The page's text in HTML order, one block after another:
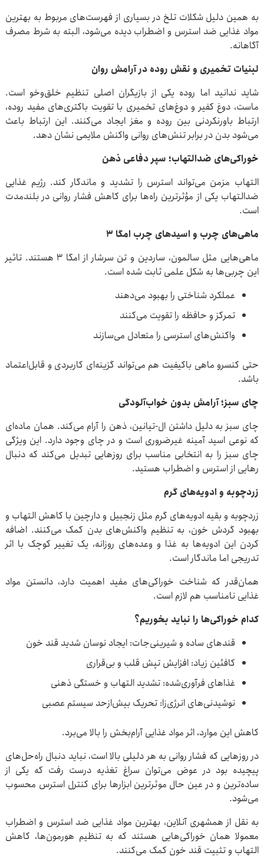
به همین دلیل شکلات تلخ در بسیاری از فهرست‌های مربوط به بهترین
مواد غذایی ضد استرس و اضطراب دیده می‌شود، البته به شرط مصرف
آگاهانه.
لبنیات تخمیری و نقش روده در آرامش روان
شاید ندانید اما روده یکی از بازیگران اصلی تنظیم خلق‌وخو است.
ماست، دوغ کفیر و دوغ‌های تخمیری با تقویت باکتری‌های مفید روده،
ارتباط باورنکردنی بین روده و مغز ایجاد می‌کنند. این ارتباط باعث
می‌شود بدن در برابر تنش‌های روانی واکنش ملایمی نشان دهد.
خوراکی‌های ضدالتهاب؛ سپر دفاعی ذهن
التهاب مزمن می‌تواند استرس را تشدید و ماندگار کند. رژیم غذایی
ضدالتهاب یکی از مؤثرترین راه‌ها برای کاهش فشار روانی در بلندمدت
است.
ماهی‌های چرب و اسیدهای چرب امگا ۳
ماهی‌هایی مثل سالمون، ساردین و تن سرشار از امگا ۳ هستند. تاثیر
این چربی‌ها به شکل علمی ثابت شده است.
عملکرد شناختی را بهبود می‌دهند
تمرکز و حافظه را تقویت می‌کنند
واکنش‌های استرسی را متعادل می‌سازند
حتی کنسرو ماهی باکیفیت هم می‌تواند گزینه‌ای کاربردی و قابل‌اعتماد
باشد.
چای سبز؛ آرامش بدون خواب‌آلودگی
چای سبز به دلیل داشتن ال-تیانین، ذهن را آرام می‌کند. همان ماده‌ای
که نوعی اسید آمینه غیرضروری است و در چای وجود دارد. این ویژگی
چای سبز را به انتخابی مناسب برای روزهایی تبدیل می‌کند که دنبال
رهایی از استرس و اضطراب هستید.
زردچوبه و ادویه‌های گرم
زردچوبه و بقیه ادویه‌های گرم مثل زنجبیل و دارچین با کاهش التهاب و
بهبود گردش خون، به تنظیم واکنش‌های بدن کمک می‌کنند. اضافه
کردن این ادویه‌ها به غذا و وعده‌های روزانه، یک تغییر کوچک با اثر
تدریجی اما ماندگار است.
همان‌قدر که شناخت خوراکی‌های مفید اهمیت دارد، دانستن مواد
غذایی نامناسب هم لازم است.
کدام خوراکی‌ها را نباید بخوریم؟
قندهای ساده و شیرینی‌جات: ایجاد نوسان شدید قند خون
کافئین زیاد: افزایش تپش قلب و بی‌قراری
غذاهای فرآوری‌شده: تشدید التهاب و خستگی ذهنی
نوشیدنی‌های انرژی‌زا: تحریک بیش‌ازحد سیستم عصبی
کاهش این موارد، اثر مواد غذایی آرام‌بخش را بالا می‌برد.
در روزهایی که فشار روانی به هر دلیلی بالا است، نباید دنبال راه‌حل‌های
پیچیده بود در عوض می‌توان سراغ تغذیه درست رفت که یکی از
ساده‌ترین و در عین حال موثرترین ابزارها برای کنترل استرس محسوب
می‌شود.
به نقل از همشهری آنلاین، بهترین مواد غذایی ضد استرس و اضطراب
معمولا همان خوراکی‌هایی هستند که به تنظیم هورمون‌ها، کاهش
التهاب و تثبیت قند خون کمک می‌کنند.